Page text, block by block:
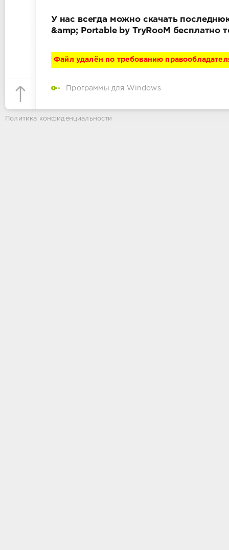
У нас всегда можно скачать
&amp; Portable by TryRooM бесплатно
Файл удалён по требованию
Программы для Windows
Политика конфиденциальности